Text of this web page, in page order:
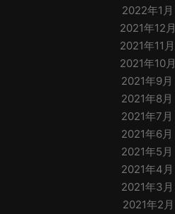
2022年1月
2021年12月
2021年11月
2021年10月
2021年9月
2021年8月
2021年7月
2021年6月
2021年5月
2021年4月
2021年3月
2021年2月